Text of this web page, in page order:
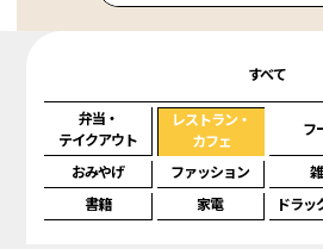
すべて
弁当・
テイクアウト
レストラン・
カフェ
フ
おみやげ ファッション
書籍
家電 ドラッ